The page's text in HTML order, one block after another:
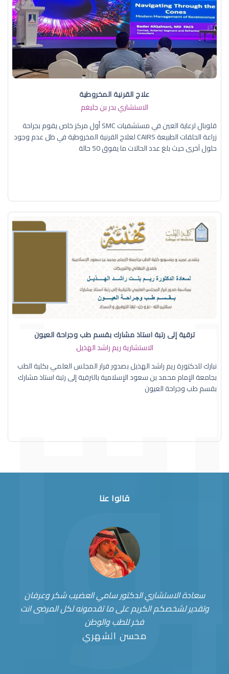
علاج القرنية المخروطية
الاستشاري بدر بن جليغم
قلوبال لرعاية العين في مستشفيات SMC أول مركز خاص يقوم بجراحة
زراعة الحلقات الطبيعة CAIRS لعلاج القرنية المخروطية في ظل عدم وجود
حلول آخرى حيث بلغ عدد الحالات ما يفوق 50 حالة
ترقية إلى رتبة استاذ مشارك بقسم طب وجراحة العيون
الاستشارية ريم راشد الهذيل
نبارك للدكتورة ريم راشد الهذيل بصدور قرار المجلس العلمي بكلية الطب
بجامعة الإمام محمد بن سعود الإسلامية بالترقية إلى رتبة استاذ مشارك
بقسم طب وجراحة العيون
قالوا عنا
سعادة الاستشاري الدكتور سامي العضيب شكر وعرفان
وتقدير لشخصكم الكريم على ما تقدمونه لكل المرضى انت
فخر للطب والوطن
محسن الشهري